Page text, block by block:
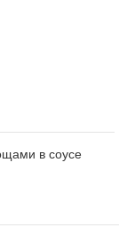
в соусе